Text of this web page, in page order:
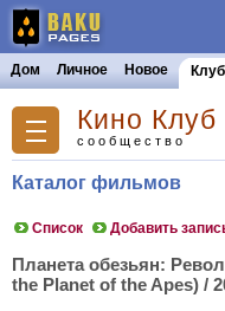
Дом Личное Новое
Кино Клуб
сообщество
Каталог фильмов
Список Добавить
Планета обезьян:
the Planet of the Apes) /